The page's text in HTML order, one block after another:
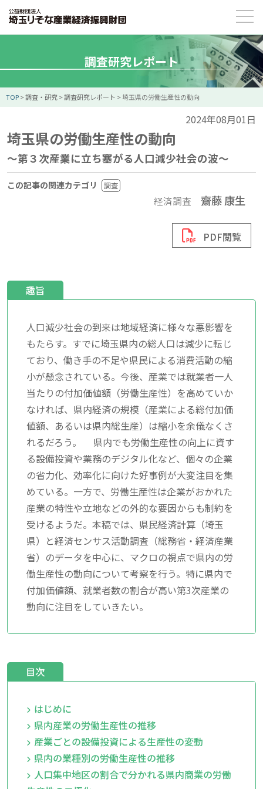
調査研究レポート
TOP>調査・研究>調査研究レポート >埼玉県の労働生産性の動向
2024年08月01日
埼玉県の労働生産性の動向
～第３次産業に立ち塞がる人口減少社会の波～
この記事の関連カテゴリ 調査
経済調査 齋藤 康生
PDF閲覧
趣旨
人口減少社会の到来は地域経済に様々な悪影響を
もたらす。すでに埼玉県内の総人口は減少に転じ
ており、働き手の不足や県民による消費活動の縮
小が懸念されている。今後、産業では就業者一人
当たりの付加価値額（労働生産性）を高めていか
なければ、県内経済の規模（産業による総付加価
値額、あるいは県内総生産）は縮小を余儀なくさ
れるだろう。 県内でも労働生産性の向上に資す
る設備投資や業務のデジタル化など、個々の企業
の省力化、効率化に向けた好事例が大変注目を集
めている。一方で、労働生産性は企業がおかれた
産業の特性や立地などの外的な要因からも制約を
受けるようだ。本稿では、県民経済計算（埼玉
県）と経済センサス活動調査（総務省・経済産業
省）のデータを中心に、マクロの視点で県内の労
働生産性の動向について考察を行う。特に県内で
付加価値額、就業者数の割合が高い第3次産業の
動向に注目をしていきたい。
目次
はじめに
県内産業の労働生産性の推移
産業ごとの設備投資による生産性の変動
県内の業種別の労働生産性の推移
人口集中地区の割合で分かれる県内商業の労働